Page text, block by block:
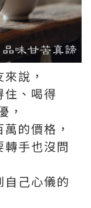
說，
住、喝得
，
的價格，
手也沒問
己心儀的